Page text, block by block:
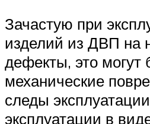
Зачастую при
изделий из ДВП на
дефекты, это могут
механические
следы
эксплуатации в